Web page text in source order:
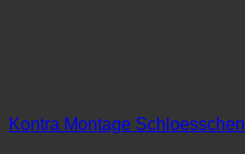
Kontra Montage Schloesschen